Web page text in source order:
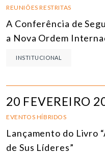
REUNIÕES RESTRITAS
A Conferência de
a Nova Ordem
INSTITUCIONAL
20 FEVEREIRO
EVENTOS HÍBRIDOS
Lançamento do Livro
de Sus Líderes”